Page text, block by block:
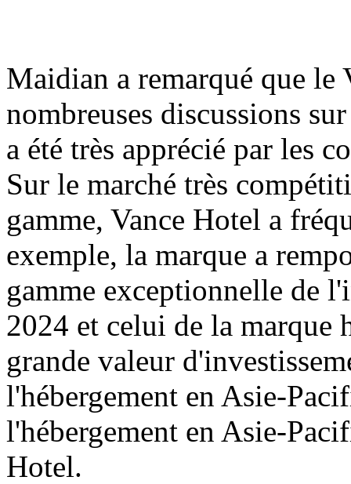
Maidian a remarqué que
nombreuses discussions
a été très apprécié par les
Sur le marché très
gamme, Vance Hotel a
exemple, la marque a
gamme exceptionnelle de
2024 et celui de la marque
grande valeur
l'hébergement en Asie-
l'hébergement en Asie-
Hotel.